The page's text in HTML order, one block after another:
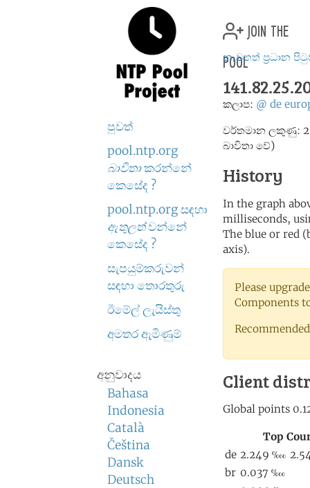
පුවත්
pool.ntp.org
බාවිතාකරන්නේ
කෙසේද ?
pool.ntp.org සඳහා
ඇතුලත්වන්නේ
කෙසේද ?
සැපයුම්කරුවන්
සඳහා තොරතුරු
ඊමේල් ලැයිස්තු
අමතර ඇමිණුම්
අනුවාදය
Bahasa
Indonesia
Català
Čeština
Dansk
Deutsch
join the
pool
නැවතත් ප්‍රධාන
කලාප: @ de
වර්තමාන ලකුණු:
බාවිතා වේ)
History
In the graph
milliseconds,
The blue or red
axis).
Please
Components
Client